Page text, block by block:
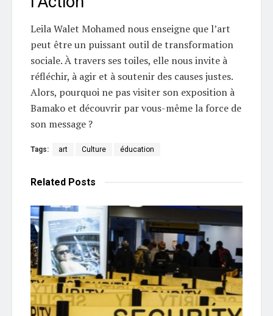
Leila Walet Mohamed nous enseigne que l’art
peut être un puissant outil de transformation
sociale. À travers ses toiles, elle nous invite à
réfléchir, à agir et à soutenir des causes justes.
Alors, pourquoi ne pas visiter son exposition à
Bamako et découvrir par vous-même la force de
son message ?
Tags: art Culture éducation
Related Posts